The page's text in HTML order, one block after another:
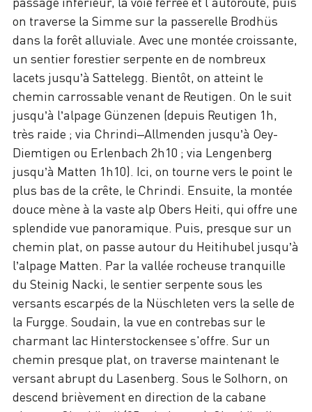
on traverse la Simme sur la passerelle Brodhüs
dans la forêt alluviale. Avec une montée croissante,
un sentier forestier serpente en de nombreux
lacets jusqu’à Sattelegg. Bientôt, on atteint le
chemin carrossable venant de Reutigen. On le suit
jusqu’à l’alpage Günzenen (depuis Reutigen 1h,
très raide ; via Chrindi–Allmenden jusqu’à Oey-
Diemtigen ou Erlenbach 2h10 ; via Lengenberg
jusqu’à Matten 1h10). Ici, on tourne vers le point le
plus bas de la crête, le Chrindi. Ensuite, la montée
douce mène à la vaste alp Obers Heiti, qui offre une
splendide vue panoramique. Puis, presque sur un
chemin plat, on passe autour du Heitihubel jusqu’à
l’alpage Matten. Par la vallée rocheuse tranquille
du Steinig Nacki, le sentier serpente sous les
versants escarpés de la Nüschleten vers la selle de
la Furgge. Soudain, la vue en contrebas sur le
charmant lac Hinterstockensee s'offre. Sur un
chemin presque plat, on traverse maintenant le
versant abrupt du Lasenberg. Sous le Solhorn, on
descend brièvement en direction de la cabane